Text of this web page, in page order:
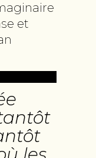
et